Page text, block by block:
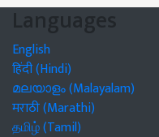
Languages
English
हिंदी (Hindi)
മലയാളം (Malayalam)
मराठी (Marathi)
தமிழ் (Tamil)